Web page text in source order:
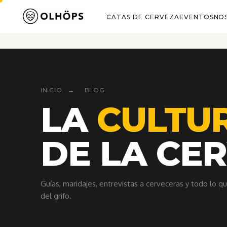
CATAS DE CERVEZAEVENTOS
INICIO → BLOG
LA
DE LA
Guías, maridajes, entrevistas a cerveceras y todo lo
del grifo.